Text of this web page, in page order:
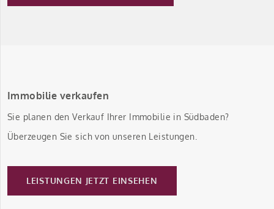
Immobilie verkaufen
Sie planen den Verkauf Ihrer Immobilie in Südbaden?
Überzeugen Sie sich von unseren Leistungen.
LEISTUNGEN JETZT EINSEHEN